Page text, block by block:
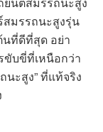
สมรรถนะสูงรุ่น
นที่ดีที่สุด อย่า
บขี่ที่เหนือกว่า
ะสูง” ที่แท้จริง